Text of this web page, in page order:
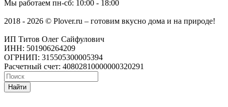
Мы работаем пн-сб: 10:00 - 18:00
2018 - 2026 © Plover.ru – готовим вкусно дома и на природе!
ИП Титов Олег Сайфулович
ИНН: 501906264209
ОГРНИП: 315505300005394
Расчетный счет: 40802810000000320291
Найти